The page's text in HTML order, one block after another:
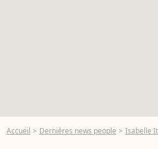
Accueil Dernières news people Isabelle